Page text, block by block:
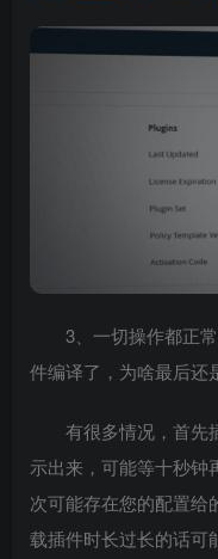
3、一切操作都正
件编译了，为啥最后还
有很多情况，首先
示出来，可能等十秒钟
次可能存在您的配置给
载插件时长过长的话可